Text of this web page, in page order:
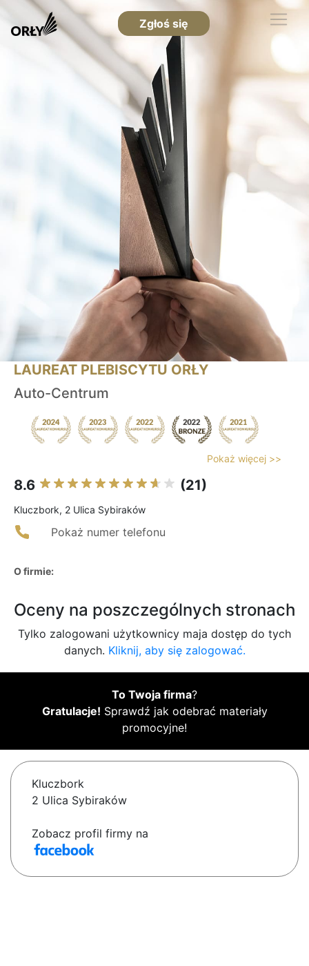
Zgłoś się
LAUREAT PLEBISCYTU ORŁY
Auto-Centrum
Pokaż więcej >>
8.6 (21)
Kluczbork, 2 Ulica Sybiraków
Pokaż numer telefonu
O firmie:
Oceny na poszczególnych stronach
Tylko zalogowani użytkownicy maja dostęp do tych
danych. Kliknij, aby się zalogować.
To Twoja firma?
Gratulacje! Sprawdź jak odebrać materiały
promocyjne!
Kluczbork
2 Ulica Sybiraków
Zobacz profil firmy na